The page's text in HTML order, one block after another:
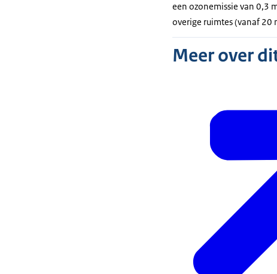
een ozonemissie van 0,3
overige ruimtes (vanaf 20
Meer over